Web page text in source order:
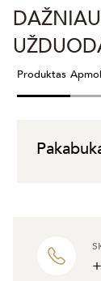
Produktas